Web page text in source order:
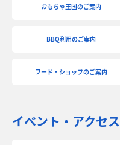
おもちゃ王国のご案内
BBQ利用のご案内
フード・ショップのご案内
イベント・アクセス